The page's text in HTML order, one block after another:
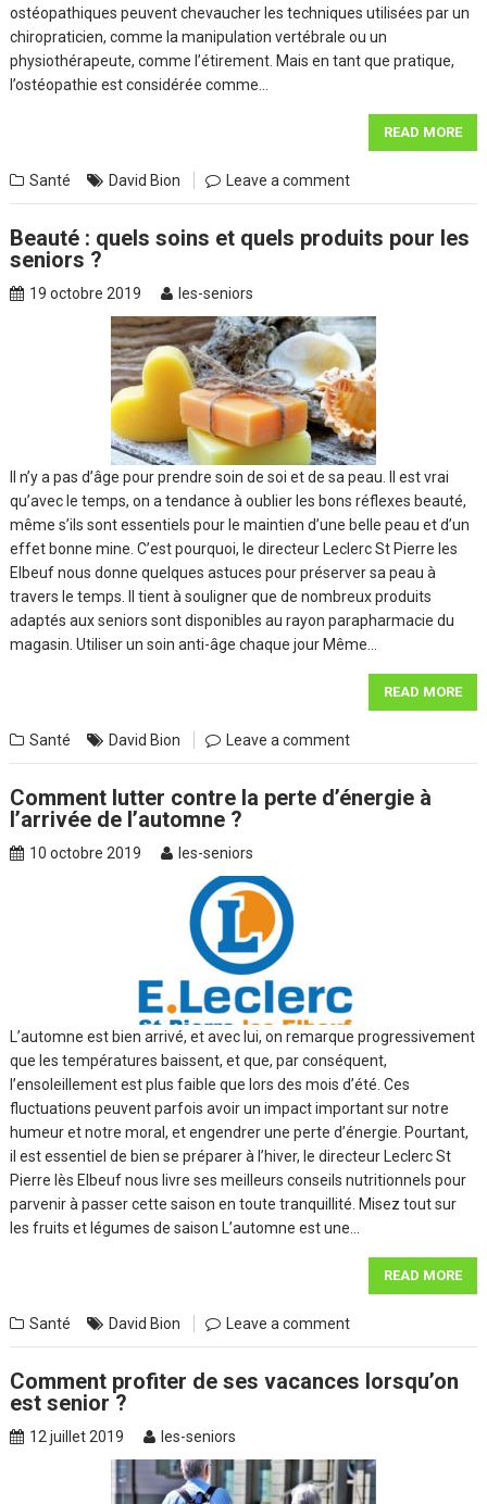
ostéopathiques peuvent chevaucher les techniques utilisées par un
chiropraticien, comme la manipulation vertébrale ou un
physiothérapeute, comme l’étirement. Mais en tant que pratique,
l’ostéopathie est considérée comme…
READ MORE
Santé David Bion Leave a comment
Beauté : quels soins et quels produits pour les
seniors ?
19 octobre 2019 les-seniors
Il n’y a pas d’âge pour prendre soin de soi et de sa peau. Il est vrai
qu’avec le temps, on a tendance à oublier les bons réflexes beauté,
même s’ils sont essentiels pour le maintien d’une belle peau et d’un
effet bonne mine. C’est pourquoi, le directeur Leclerc St Pierre les
Elbeuf nous donne quelques astuces pour préserver sa peau à
travers le temps. Il tient à souligner que de nombreux produits
adaptés aux seniors sont disponibles au rayon parapharmacie du
magasin. Utiliser un soin anti-âge chaque jour Même…
READ MORE
Santé David Bion Leave a comment
Comment lutter contre la perte d’énergie à
l’arrivée de l’automne ?
10 octobre 2019 les-seniors
L’automne est bien arrivé, et avec lui, on remarque progressivement
que les températures baissent, et que, par conséquent,
l’ensoleillement est plus faible que lors des mois d’été. Ces
fluctuations peuvent parfois avoir un impact important sur notre
humeur et notre moral, et engendrer une perte d’énergie. Pourtant,
il est essentiel de bien se préparer à l’hiver, le directeur Leclerc St
Pierre lès Elbeuf nous livre ses meilleurs conseils nutritionnels pour
parvenir à passer cette saison en toute tranquillité. Misez tout sur
les fruits et légumes de saison L’automne est une…
READ MORE
Santé David Bion Leave a comment
Comment profiter de ses vacances lorsqu’on
est senior ?
12 juillet 2019 les-seniors